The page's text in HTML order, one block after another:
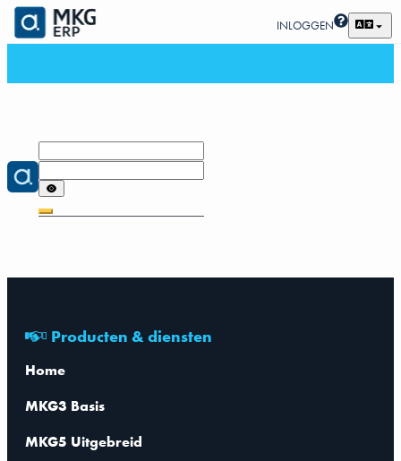
INLOGGEN
Producten & diensten
Home
MKG3 Basis
MKG5 Uitgebreid